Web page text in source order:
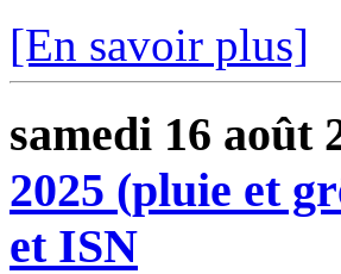
[En savoir plus]
samedi 16 août
2025 (pluie et
et ISN